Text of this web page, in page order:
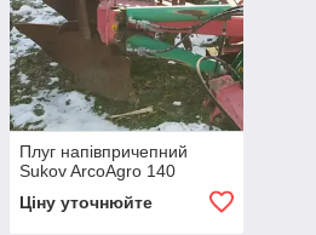
Плуг напівпричепний
Sukov ArcoAgro 140
Ціну уточнюйте